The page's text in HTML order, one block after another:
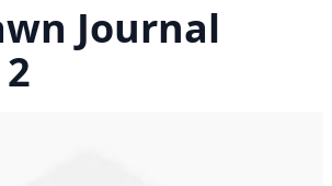
Journal